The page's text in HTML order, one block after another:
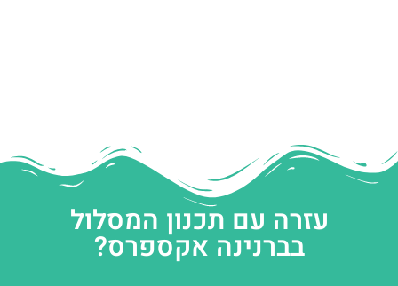
עזרה עם תכנון המסלול
בברנינה אקספרס?